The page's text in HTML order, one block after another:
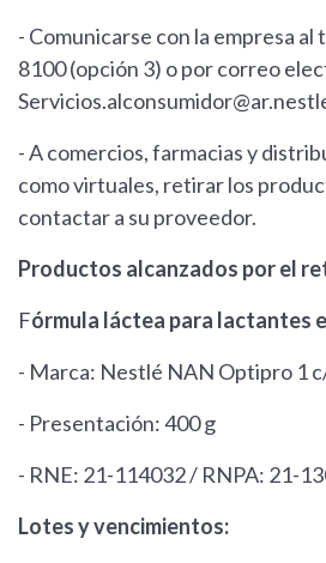
- Comunicarse con la empresa
8100 (opción 3) o por correo
- A comercios, farmacias y
como virtuales, retirar los
contactar a su proveedor.
Productos alcanzados por el
Fórmula láctea para lactantes
- Marca: Nestlé NAN Optipro 1
- Presentación: 400 g
- RNE: 21-114032 / RNPA: 21-
Lotes y vencimientos: